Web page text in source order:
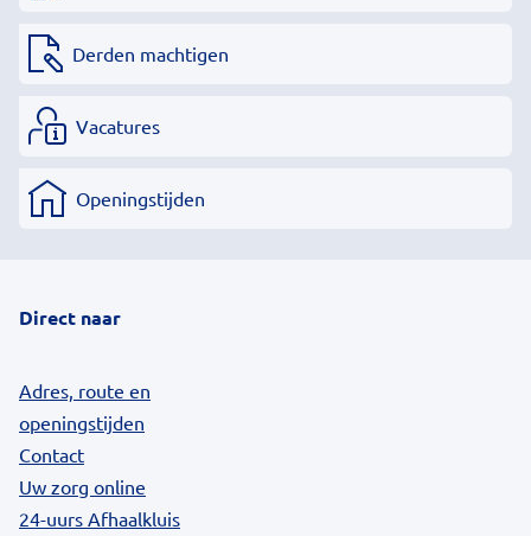
Derden machtigen
Vacatures
Openingstijden
Direct naar
Adres, route en
openingstijden
Contact
Uw zorg online
24-uurs Afhaalkluis